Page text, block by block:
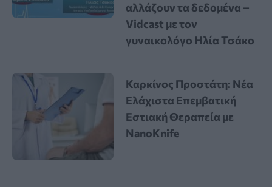
αλλάζουν τα δεδομένα –
Vidcast με τον
γυναικολόγο Ηλία Τσάκο
Καρκίνος Προστάτη: Νέα
Ελάχιστα Επεμβατική
Εστιακή Θεραπεία με
NanoKnife